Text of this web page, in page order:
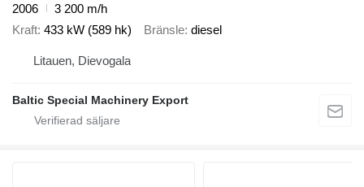
2006
3 200 m/h
Kraft 433 kW (589 hk) Bränsle diesel
Litauen, Dievogala
Baltic Special Machinery Export